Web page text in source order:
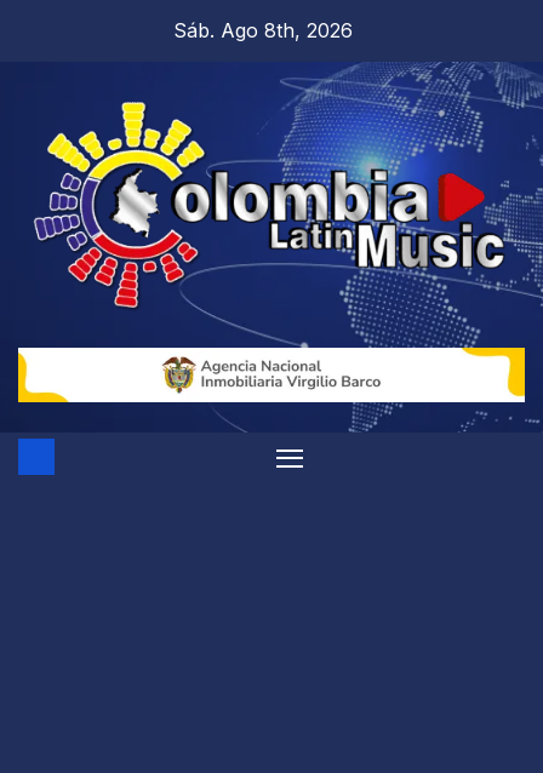
Sáb. Ago 8th, 2026